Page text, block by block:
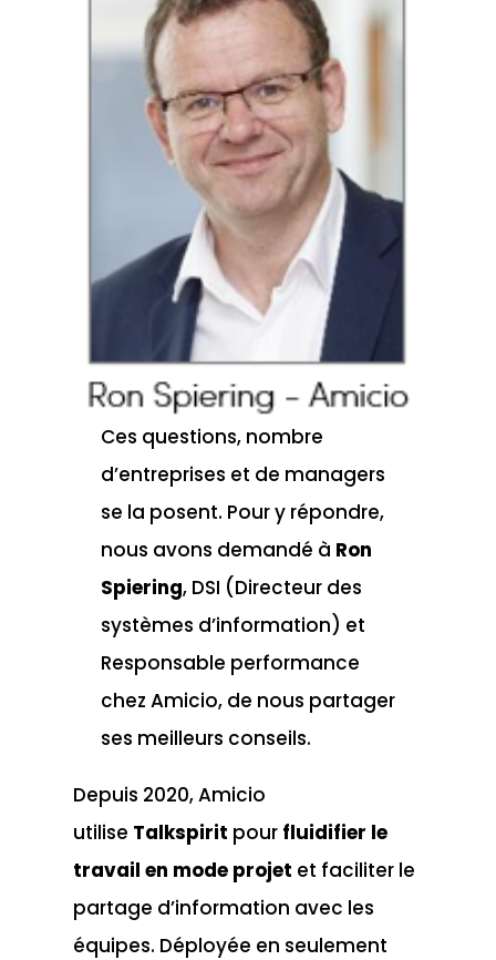
Ces questions, nombre
d’entreprises et de managers
se la posent. Pour y répondre,
nous avons demandé à Ron
Spiering, DSI (Directeur des
systèmes d’information) et
Responsable performance
chez Amicio, de nous partager
ses meilleurs conseils.
Depuis 2020, Amicio
utilise Talkspirit pour fluidifier le
travail en mode projet et faciliter le
partage d’information avec les
équipes. Déployée en seulement